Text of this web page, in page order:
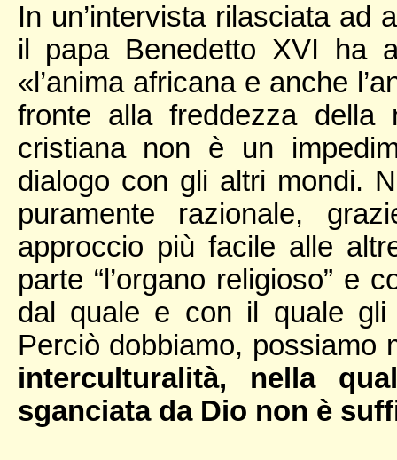
In un’intervista rilasciata ad
il papa Benedetto XVI ha
«l’anima africana e anche
fronte alla freddezza della
cristiana non è un
dialogo con gli altri mondi.
puramente razionale,
approccio più facile alle
parte “l’organo religioso” e
dal quale e con il quale gli
Perciò dobbiamo, possiamo
interculturalità, nella
sganciata da Dio non è